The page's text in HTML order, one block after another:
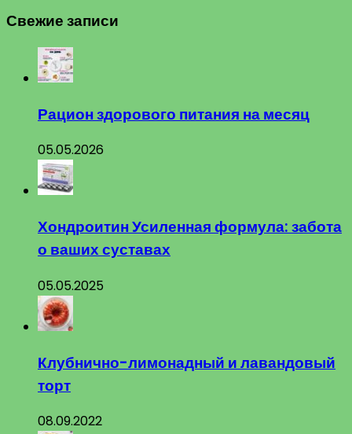
Свежие записи
Рацион здорового питания на месяц
05.05.2026
Хондроитин Усиленная формула: забота
о ваших суставах
05.05.2025
Клубнично-лимонадный и лавандовый
торт
08.09.2022